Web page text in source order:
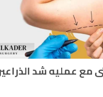
مع عمليه شد